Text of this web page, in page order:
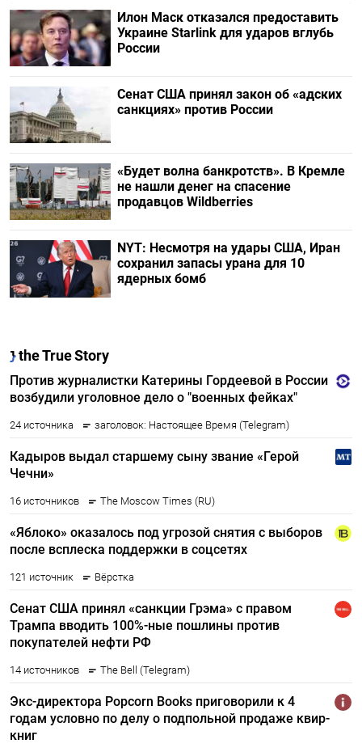
Илон Маск отказался предоставить
Украине Starlink для ударов вглубь
России
Сенат США принял закон об «адских
санкциях» против России
«Будет волна банкротств». В Кремле
не нашли денег на спасение
продавцов Wildberries
NYT: Несмотря на удары США, Иран
сохранил запасы урана для 10
ядерных бомб